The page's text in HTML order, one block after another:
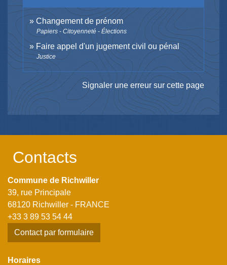
Changement de prénom
Papiers - Citoyenneté - Élections
Faire appel d'un jugement civil ou pénal
Justice
Signaler une erreur sur cette page
Contacts
Commune de Richwiller
39, rue Principale
68120 Richwiller - FRANCE
+33 3 89 53 54 44
Contact par formulaire
Horaires